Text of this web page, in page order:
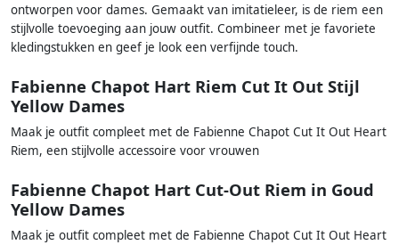
ontworpen voor dames. Gemaakt van imitatieleer, is de riem een
stijlvolle toevoeging aan jouw outfit. Combineer met je favoriete
kledingstukken en geef je look een verfijnde touch.
Fabienne Chapot Hart Riem Cut It Out Stijl
Yellow Dames
Maak je outfit compleet met de Fabienne Chapot Cut It Out Heart
Riem, een stijlvolle accessoire voor vrouwen
Fabienne Chapot Hart Cut-Out Riem in Goud
Yellow Dames
Maak je outfit compleet met de Fabienne Chapot Cut It Out Heart